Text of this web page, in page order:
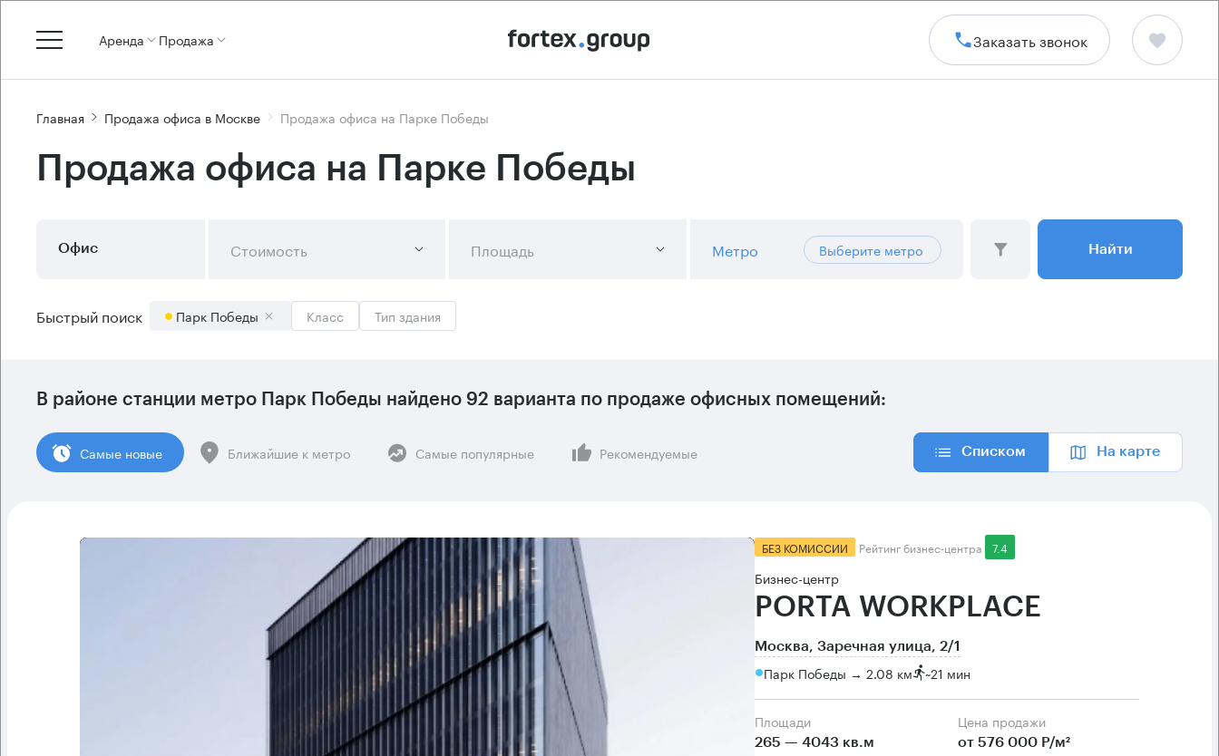
Аренда Продажа Заказать звонок
Главная Продажа офиса в Москве Продажа офиса на Парке Победы
Продажа офиса на Парке Победы
Офис Стоимость Площадь Метро Выберите метро Найти
Быстрый поиск Парк Победы Класс Тип здания
В районе станции метро Парк Победы найдено 92 варианта по продаже офисных помещений:
Cамые новые Ближайшие к метро Самые популярные Рекомендуемые Списком На карте
БЕЗ КОМИССИИ Рейтинг бизнес-центра 7.4
Бизнес-центр
PORTA WORKPLACE
Москва, Заречная улица, 2/1
Парк Победы → 2.08 км ~21 мин
Площади
265 — 4043 кв.м
Цена продажи
от 576 000 Р/м²